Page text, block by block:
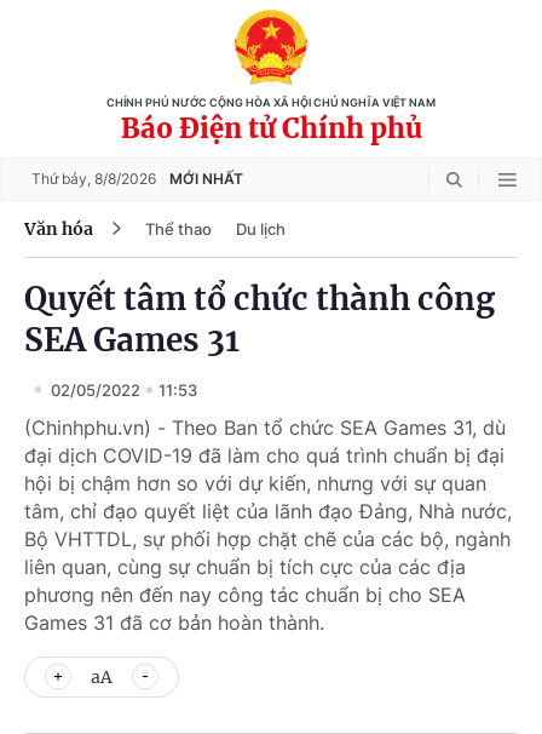
CHÍNH PHỦ NƯỚC CỘNG HÒA XÃ HỘI CHỦ NGHĨA VIỆT NAM
Báo Điện tử Chính phủ
Thứ bảy, 8/8/2026 MỚI NHẤT
Văn hóa Thể thao Du lịch
Quyết tâm tổ chức thành công
SEA Games 31
02/05/2022 11:53
(Chinhphu.vn) - Theo Ban tổ chức SEA Games 31, dù
đại dịch COVID-19 đã làm cho quá trình chuẩn bị đại
hội bị chậm hơn so với dự kiến, nhưng với sự quan
tâm, chỉ đạo quyết liệt của lãnh đạo Đảng, Nhà nước,
Bộ VHTTDL, sự phối hợp chặt chẽ của các bộ, ngành
liên quan, cùng sự chuẩn bị tích cực của các địa
phương nên đến nay công tác chuẩn bị cho SEA
Games 31 đã cơ bản hoàn thành.
aA